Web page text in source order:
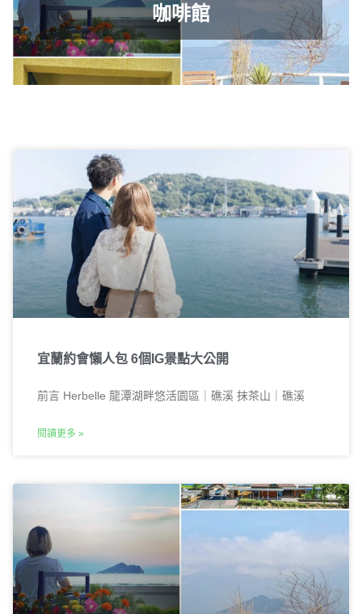
咖啡館
宜蘭約會懶人包 6個IG景點大公開
前言 Herbelle 龍潭湖畔悠活園區｜礁溪 抹茶山｜礁溪
閱讀更多 »